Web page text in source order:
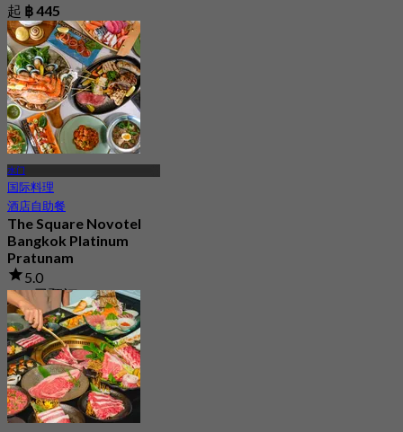
起 ฿ 445
水门
国际料理
酒店自助餐
The Square Novotel
Bangkok Platinum
Pratunam
5.0
138 已预订
起฿ 420